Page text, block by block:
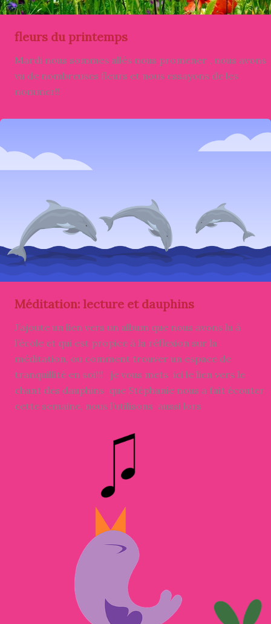
fleurs du printemps
Mardi nous sommes allés nous promener , nous avons
vu de nombreuses fleurs et nous essayons de les
nommer!!
Méditation: lecture et dauphins
J’ajoute un lien vers un album que nous avons lu à
l’école et qui est propice à la réflexion sur la
méditation, ou comment trouver un espace de
tranquillité en soi!!! je vous mets ici le lien vers le
chant des dauphins que Stéphanie nous a fait écouter
cette semaine, nous l’utilisons aussi lors